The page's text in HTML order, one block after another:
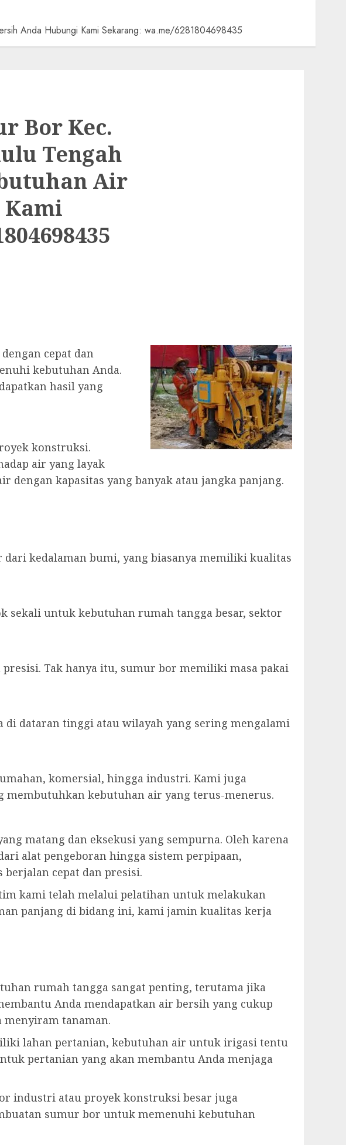
Anda Hubungi Kami Sekarang: wa.me/6281804698435
Bor Kec.
Tengah
Air
cepat dan
kebutuhan Anda.
hasil yang
konstruksi.
air yang layak
kapasitas yang banyak atau jangka panjang.
kedalaman bumi, yang biasanya memiliki kualitas
sekali untuk kebutuhan rumah tangga besar, sektor
Tak hanya itu, sumur bor memiliki masa pakai
dataran tinggi atau wilayah yang sering mengalami
komersial, hingga industri. Kami juga
membutuhkan kebutuhan air yang terus-menerus.
matang dan eksekusi yang sempurna. Oleh karena
alat pengeboran hingga sistem perpipaan,
cepat dan presisi.
kami telah melalui pelatihan untuk melakukan
panjang di bidang ini, kami jamin kualitas kerja
rumah tangga sangat penting, terutama jika
Anda mendapatkan air bersih yang cukup
tanaman.
lahan pertanian, kebutuhan air untuk irigasi tentu
pertanian yang akan membantu Anda menjaga
industri atau proyek konstruksi besar juga
sumur bor untuk memenuhi kebutuhan